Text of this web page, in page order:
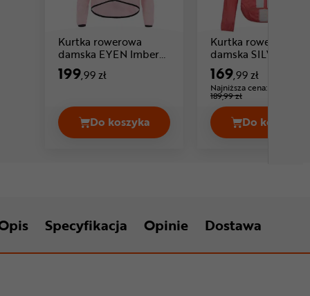
Kurtka rowerowa
damska EYEN Imber
3.0
199,99 zł
Do koszyka
Kurtka rowerowa damska EYEN
Kurtka rowerowa
damska SILVINI
169,99 zł
Najniższa cena:
189,99 zł
Do koszyka
Kurtka
Specyfikacja Opinie Dostawa